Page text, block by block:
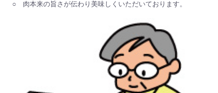
○ 肉本来の旨さが伝わり美味しくいただいております。